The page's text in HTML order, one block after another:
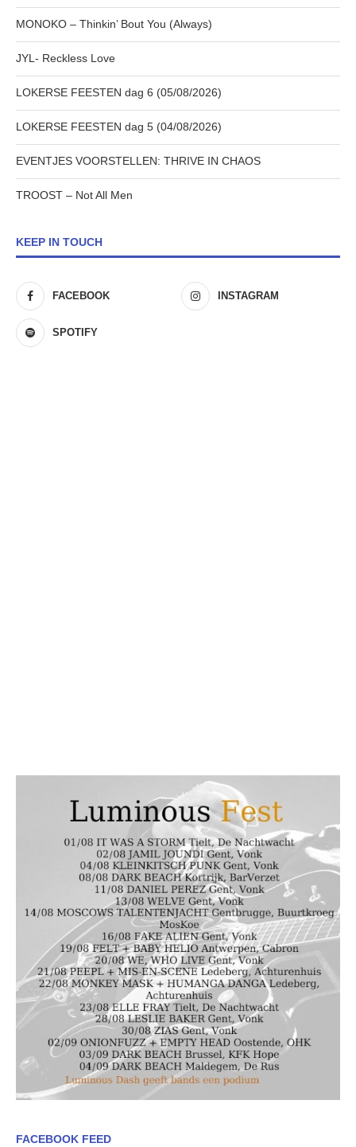
MONOKO – Thinkin’ Bout You (Always)
JYL- Reckless Love
LOKERSE FEESTEN dag 6 (05/08/2026)
LOKERSE FEESTEN dag 5 (04/08/2026)
EVENTJES VOORSTELLEN: THRIVE IN CHAOS
TROOST – Not All Men
KEEP IN TOUCH
FACEBOOK INSTAGRAM
SPOTIFY
FACEBOOK FEED